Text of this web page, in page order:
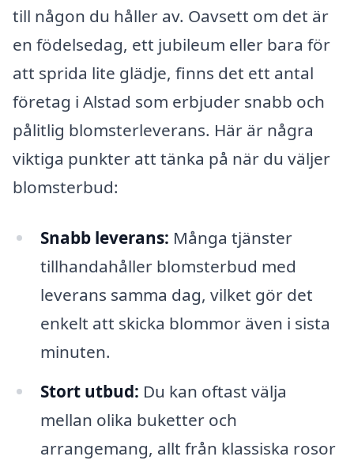
till någon du håller av. Oavsett om det är
en födelsedag, ett jubileum eller bara för
att sprida lite glädje, finns det ett antal
företag i Alstad som erbjuder snabb och
pålitlig blomsterleverans. Här är några
viktiga punkter att tänka på när du väljer
blomsterbud:
Snabb leverans: Många tjänster
tillhandahåller blomsterbud med
leverans samma dag, vilket gör det
enkelt att skicka blommor även i sista
minuten.
Stort utbud: Du kan oftast välja
mellan olika buketter och
arrangemang, allt från klassiska rosor